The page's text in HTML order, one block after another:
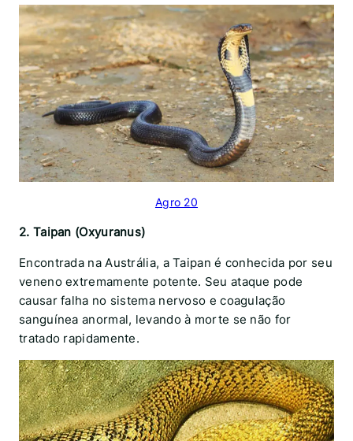
Agro 20
2. Taipan (Oxyuranus)
Encontrada na Austrália, a Taipan é conhecida por seu
veneno extremamente potente. Seu ataque pode
causar falha no sistema nervoso e coagulação
sanguínea anormal, levando à morte se não for
tratado rapidamente.